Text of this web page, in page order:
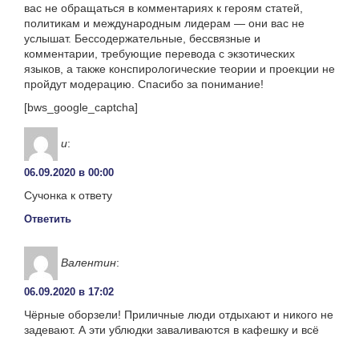
вас не обращаться в комментариях к героям статей,
политикам и международным лидерам — они вас не
услышат. Бессодержательные, бессвязные и
комментарии, требующие перевода с экзотических
языков, а также конспирологические теории и проекции не
пройдут модерацию. Спасибо за понимание!
[bws_google_captcha]
и:
06.09.2020 в 00:00
Сучонка к ответу
Ответить
Валентин:
06.09.2020 в 17:02
Чёрные оборзели! Приличные люди отдыхают и никого не
задевают. А эти ублюдки заваливаются в кафешку и всё